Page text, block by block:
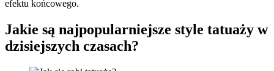
efektu końcowego.
Jakie są najpopularniejsze style tatuaży w
dzisiejszych czasach?